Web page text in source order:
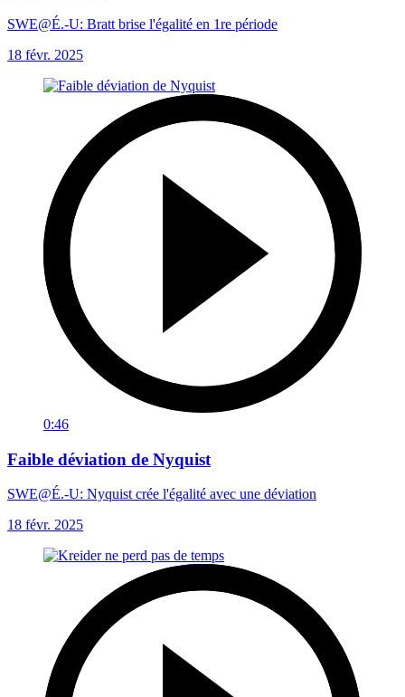
SWE@É.-U: Bratt brise l'égalité en 1re période
18 févr. 2025
0:46
Faible déviation de Nyquist
SWE@É.-U: Nyquist crée l'égalité avec une déviation
18 févr. 2025